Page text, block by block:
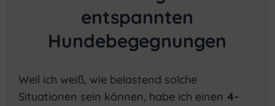
entspannten
Hundebegegnungen
Weil ich weiß, wie belastend solche
Situationen sein können, habe ich einen 4-